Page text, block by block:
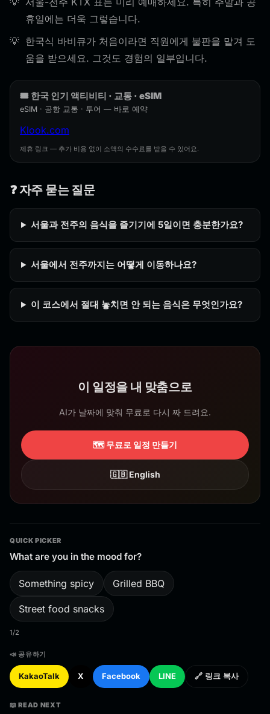
휴일에는 더욱 그렇습니다.
한국식 바비큐가 처음이라면 직원에게 불판을 맡겨 도
움을 받으세요. 그것도 경험의 일부입니다.
🎟️ 한국 인기 액티비티 · 교통 · eSIM
eSIM · 공항 교통 · 투어 — 바로 예약
Klook.com
제휴 링크 — 추가 비용 없이 소액의 수수료를 받을 수 있어요.
❓ 자주 묻는 질문
서울과 전주의 음식을 즐기기에 5일이면 충분한가요?
서울에서 전주까지는 어떻게 이동하나요?
이 코스에서 절대 놓치면 안 되는 음식은 무엇인가요?
이 일정을 내 맞춤으로
AI가 날짜에 맞춰 무료로 다시 짜 드려요.
🗺️ 무료로 일정 만들기
🇬🇧 English
QUICK PICKER
What are you in the mood for?
Something spicy Grilled BBQ
Street food snacks
1/2
📣 공유하기
KakaoTalk X Facebook LINE 🔗 링크 복사
📖 READ NEXT